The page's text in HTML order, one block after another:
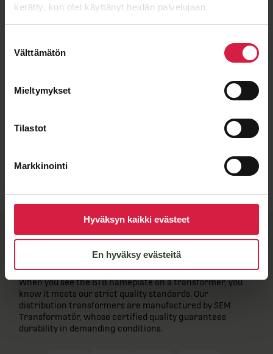
kerätty, kun olet käyttänyt heidän palvelujaan.
valinta
Välttämätön
Mieltymykset
Tilastot
Markkinointi
Hyväksyn kaikki evästeet
En hyväksy evästeitä
BTB quality and flexible
manufacturing partners
When you see the BTB nameplate on a transformer, you
know it meets our strict quality standards. Our
distribution transformers are manufactured by SEM
Transformatör, whose certified quality guarantees
durability in demanding conditions.